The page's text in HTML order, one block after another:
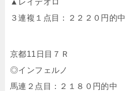
▲レイデオロ
３連複１点目：２２２０円的中
京都11日目７Ｒ
◎インフェルノ
馬連２点目：２１８０円的中